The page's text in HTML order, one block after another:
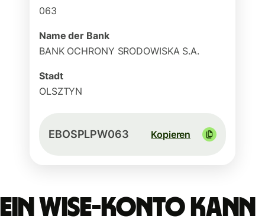
063
Name der Bank
BANK OCHRONY SRODOWISKA S.A.
Stadt
OLSZTYN
EBOSPLPW063 Kopieren
Ein Wise-Konto kann